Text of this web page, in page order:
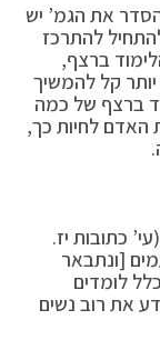
את הגמ’ יש
להתרכז
ברצף,
קל להמשיך
ברצף של כמה
האדם לחיות כך,
כתובות יז.
[ונתבאר
לומדים
את רוב נשים